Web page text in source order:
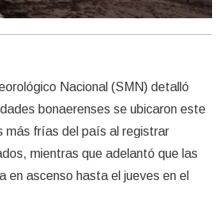
Nacional (SMN) detalló
bonaerenses se ubicaron este
más frías del país al registrar
mientras que adelantó que las
en ascenso hasta el jueves en el